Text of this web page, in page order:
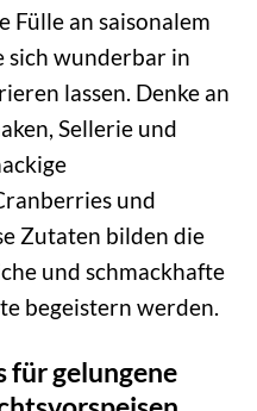
Fülle an saisonalem
sich wunderbar in
lassen. Denke an
Sellerie und
und
Zutaten bilden die
und schmackhafte
begeistern werden.
für gelungene